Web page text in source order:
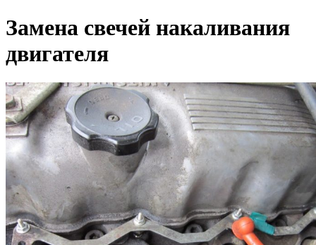
Замена свечей накаливания
двигателя